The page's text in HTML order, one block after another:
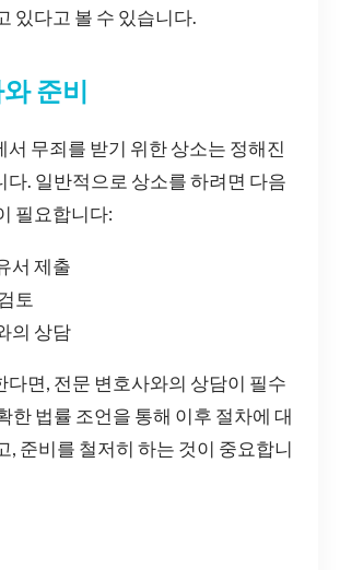
있다고 볼 수 있습니다.
준비
서 무죄를 받기 위한 상소는 정해진
다. 일반적으로 상소를 하려면 다음
필요합니다:
서 제출
토
의 상담
다면, 전문 변호사와의 상담이 필수
한 법률 조언을 통해 이후 절차에 대
, 준비를 철저히 하는 것이 중요합니